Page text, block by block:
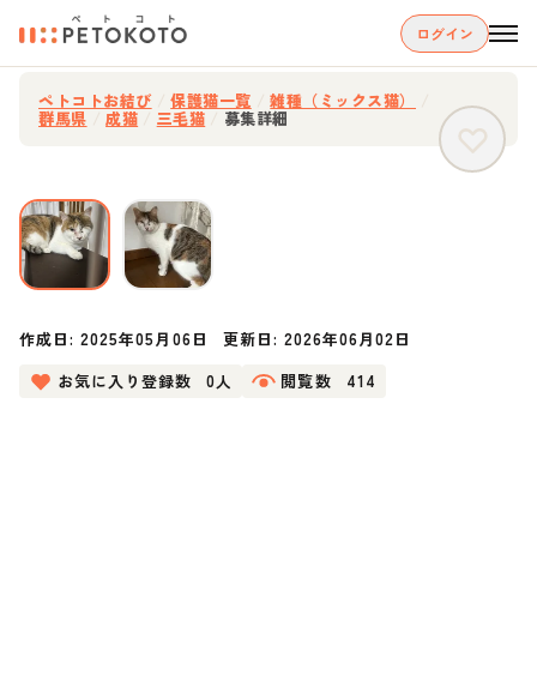
ログイン
ペトコトお結び 保護猫一覧 雑種（ミックス猫）
群馬県 成猫 三毛猫 募集詳細
作成日:2025年05月06日 更新日: 2026年06月02日
お気に入り登録数
0人 閲覧数 414